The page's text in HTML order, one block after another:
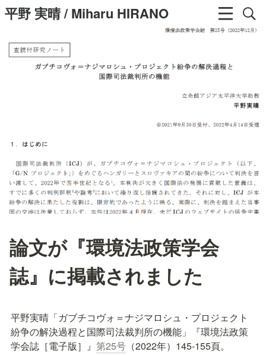
平野 実晴 / Miharu HIRANO
論文が『環境法政策学会
誌』に掲載されました
平野実晴「ガブチコヴォ＝ナジマロシュ・プロジェクト
紛争の解決過程と国際司法裁判所の機能」『環境法政策
学会誌［電子版］』 第25号 （2022年）145-155頁。